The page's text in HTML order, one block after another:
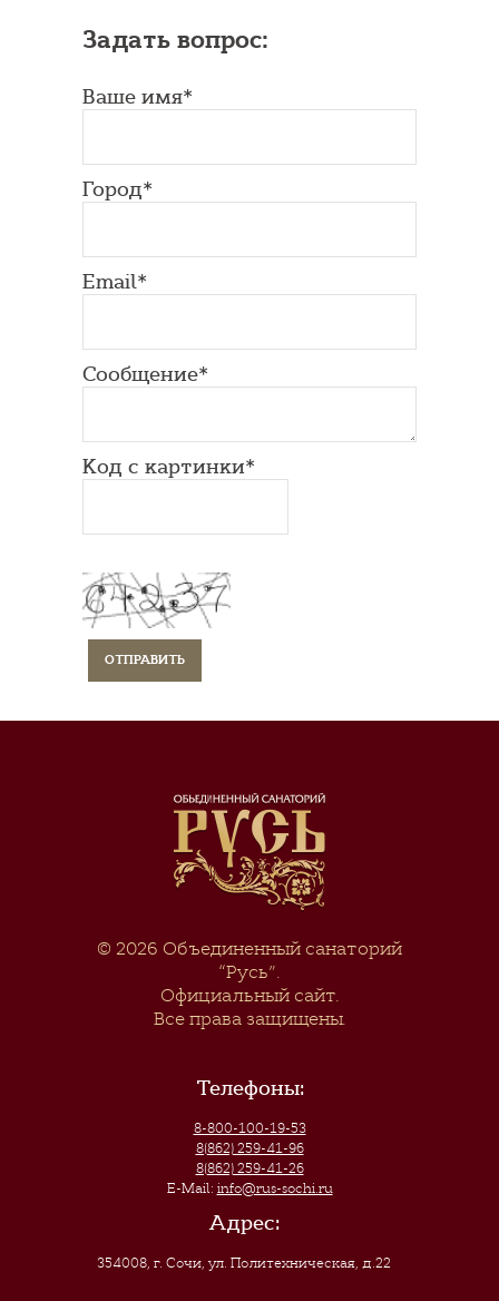
Задать вопрос:
Ваше имя*
Город*
Email*
Сообщение*
Код с картинки*
© 2026 Объединенный санаторий
“Русь”.
Официальный сайт.
Все права защищены.
Телефоны:
8-800-100-19-53
8(862) 259-41-96
8(862) 259-41-26
E-Mail: info@rus-sochi.ru
Адрес:
354008, г. Сочи,ул. Политехническая, д.22